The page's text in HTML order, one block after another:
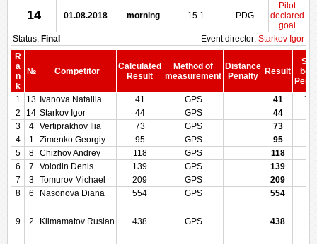
14 01.08.2018 morning 15.1 PDG
Pilot
declared
goal
Status: Final Event director: Starkov Igor
R
a
n
k
№ Competitor
Calculated
Result
Method of
measurement
Distance
Penalty
Result
1
13 Ivanova Nataliia 41 GPS 41
2
14 Starkov Igor 44 GPS 44
3
4 Vertiprakhov Ilia 73 GPS 73
4
1 Zimenko Georgiy 95 GPS 95
5
8 Chizhov Andrey 118 GPS 118
6
7 Volodin Denis 139 GPS 139
7
3 Tomurov Michael 209 GPS 209
8
6 Nasonova Diana 554 GPS 554
9 2 Kilmamatov Ruslan 438 GPS 438